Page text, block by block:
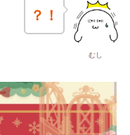
むし
？！